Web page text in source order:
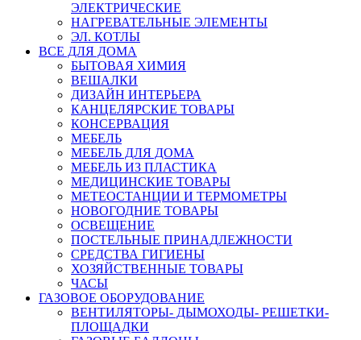
ЭЛЕКТРИЧЕСКИЕ
НАГРЕВАТЕЛЬНЫЕ ЭЛЕМЕНТЫ
ЭЛ. КОТЛЫ
ВСЕ ДЛЯ ДОМА
БЫТОВАЯ ХИМИЯ
ВЕШАЛКИ
ДИЗАЙН ИНТЕРЬЕРА
КАНЦЕЛЯРСКИЕ ТОВАРЫ
КОНСЕРВАЦИЯ
МЕБЕЛЬ
МЕБЕЛЬ ДЛЯ ДОМА
МЕБЕЛЬ ИЗ ПЛАСТИКА
МЕДИЦИНСКИЕ ТОВАРЫ
МЕТЕОСТАНЦИИ И ТЕРМОМЕТРЫ
НОВОГОДНИЕ ТОВАРЫ
ОСВЕЩЕНИЕ
ПОСТЕЛЬНЫЕ ПРИНАДЛЕЖНОСТИ
СРЕДСТВА ГИГИЕНЫ
ХОЗЯЙСТВЕННЫЕ ТОВАРЫ
ЧАСЫ
ГАЗОВОЕ ОБОРУДОВАНИЕ
ВЕНТИЛЯТОРЫ- ДЫМОХОДЫ- РЕШЕТКИ-
ПЛОЩАДКИ